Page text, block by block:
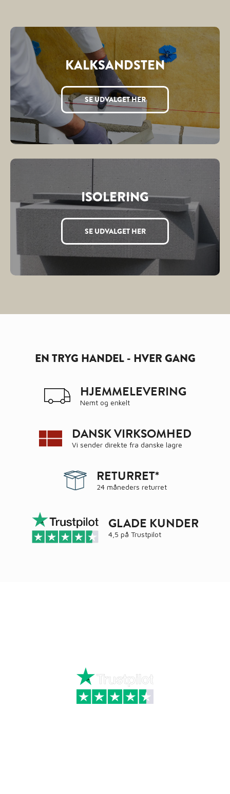
KALKSANDSTEN
SE UDVALGET HER
ISOLERING
SE UDVALGET HER
EN TRYG HANDEL - HVER GANG
HJEMMELEVERING
Nemt og enkelt
DANSK VIRKSOMHED
Vi sender direkte fra danske lagre
RETURRET*
24 måneders returret
GLADE KUNDER
4,5 på Trustpilot